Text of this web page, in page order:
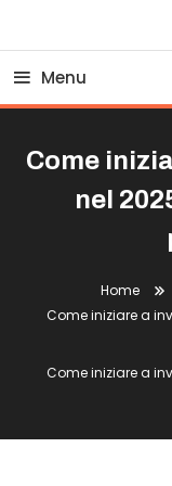
Menu
Come
nel
Home
Come iniziare a
Come iniziare a